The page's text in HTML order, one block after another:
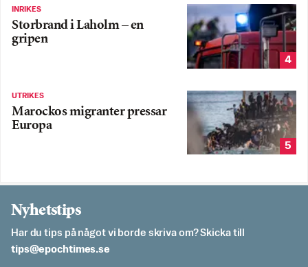
INRIKES
Storbrand i Laholm – en
gripen
4
UTRIKES
Marockos migranter pressar
Europa
5
Nyhetstips
Har du tips på något vi borde skriva om? Skicka till
es.semithcope@spit